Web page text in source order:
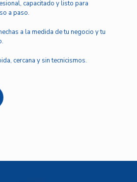
capacitado y listo para
a paso.
a la medida de tu negocio y tu
cercana y sin tecnicismos.